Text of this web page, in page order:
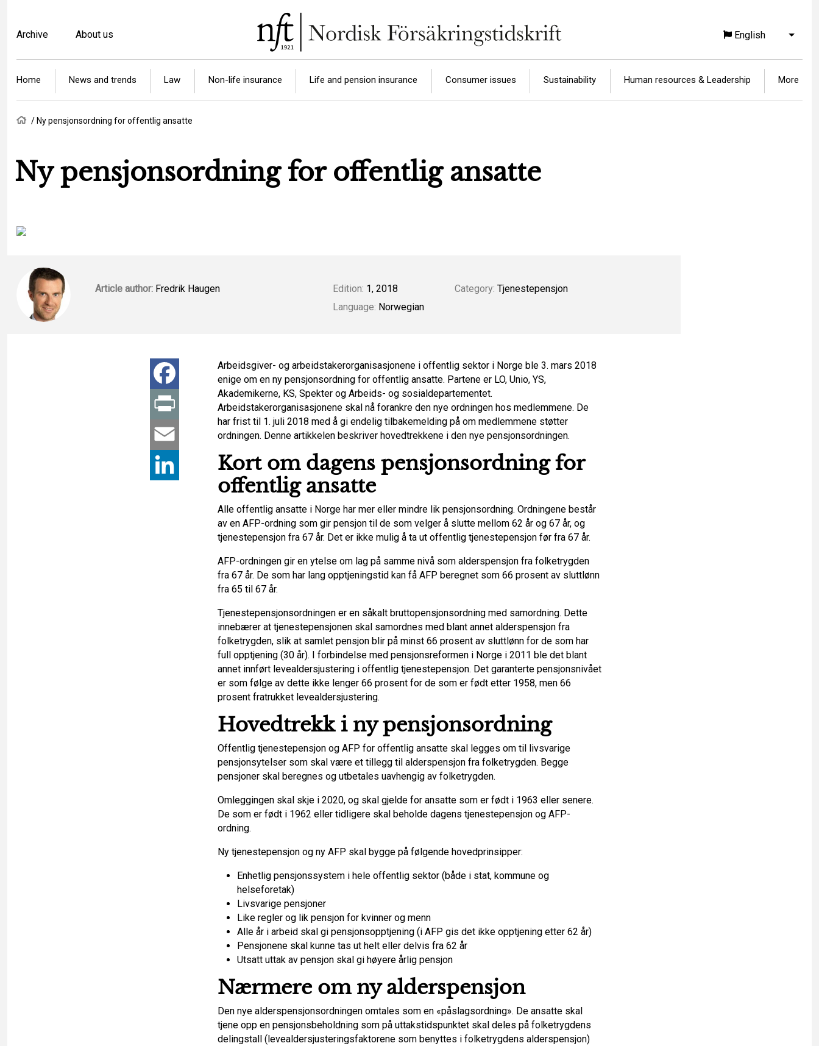
mainTop
menu
Archive About us English List
Article
categories
Home News and trends Law Non-life insurance Life and pension insurance Consumer issues Sustainability Human resources & Leadership More
Breadcrumb
Home
Ny pensjonsordning for offentlig ansatte
Ny pensjonsordning for offentlig ansatte
Article author: Fredrik Haugen Edition: 1, 2018
Language: Norwegian
Category: Tjenestepensjon
Arbeidsgiver- og arbeidstakerorganisasjonene i offentlig sektor i Norge ble 3. mars 2018
enige om en ny pensjonsordning for offentlig ansatte. Partene er LO, Unio, YS,
Akademikerne, KS, Spekter og Arbeids- og sosialdepartementet.
Arbeidstakerorganisasjonene skal nå forankre den nye ordningen hos medlemmene. De
har frist til 1. juli 2018 med å gi endelig tilbakemelding på om medlemmene støtter
ordningen. Denne artikkelen beskriver hovedtrekkene i den nye pensjonsordningen.
Kort om dagens pensjonsordning for
offentlig ansatte
Alle offentlig ansatte i Norge har mer eller mindre lik pensjonsordning. Ordningene består
av en AFP-ordning som gir pensjon til de som velger å slutte mellom 62 år og 67 år, og
tjenestepensjon fra 67 år. Det er ikke mulig å ta ut offentlig tjenestepensjon før fra 67 år.
AFP-ordningen gir en ytelse om lag på samme nivå som alderspensjon fra folketrygden
fra 67 år. De som har lang opptjeningstid kan få AFP beregnet som 66 prosent av sluttlønn
fra 65 til 67 år.
Tjenestepensjonsordningen er en såkalt bruttopensjonsordning med samordning. Dette
innebærer at tjenestepensjonen skal samordnes med blant annet alderspensjon fra
folketrygden, slik at samlet pensjon blir på minst 66 prosent av sluttlønn for de som har
full opptjening (30 år). I forbindelse med pensjonsreformen i Norge i 2011 ble det blant
annet innført levealdersjustering i offentlig tjenestepensjon. Det garanterte pensjonsnivået
er som følge av dette ikke lenger 66 prosent for de som er født etter 1958, men 66
prosent fratrukket levealdersjustering.
Hovedtrekk i ny pensjonsordning
Offentlig tjenestepensjon og AFP for offentlig ansatte skal legges om til livsvarige
pensjonsytelser som skal være et tillegg til alderspensjon fra folketrygden. Begge
pensjoner skal beregnes og utbetales uavhengig av folketrygden.
Omleggingen skal skje i 2020, og skal gjelde for ansatte som er født i 1963 eller senere.
De som er født i 1962 eller tidligere skal beholde dagens tjenestepensjon og AFP-
ordning.
Ny tjenestepensjon og ny AFP skal bygge på følgende hovedprinsipper:
Enhetlig pensjonssystem i hele offentlig sektor (både i stat, kommune og
helseforetak)
Livsvarige pensjoner
Like regler og lik pensjon for kvinner og menn
Alle år i arbeid skal gi pensjonsopptjening (i AFP gis det ikke opptjening etter 62 år)
Pensjonene skal kunne tas ut helt eller delvis fra 62 år
Utsatt uttak av pensjon skal gi høyere årlig pensjon
Nærmere om ny alderspensjon
Den nye alderspensjonsordningen omtales som en «påslagsordning». De ansatte skal
tjene opp en pensjonsbeholdning som på uttakstidspunktet skal deles på folketrygdens
delingstall (levealdersjusteringsfaktorene som benyttes i folketrygdens alderspensjon)